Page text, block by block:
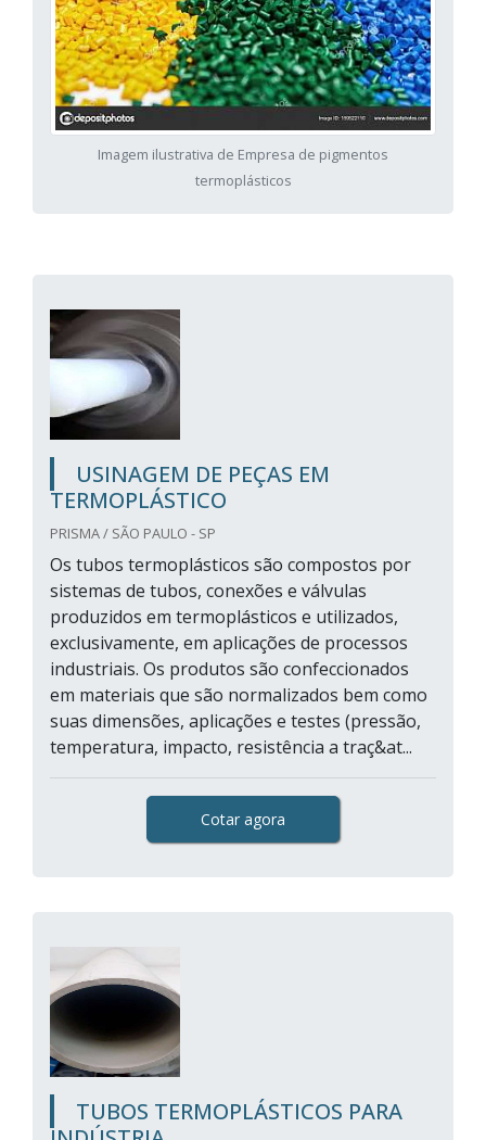
Imagem ilustrativa de Empresa de pigmentos
termoplásticos
USINAGEM DE PEÇAS EM
TERMOPLÁSTICO
PRISMA / SÃO PAULO - SP
Os tubos termoplásticos são compostos por
sistemas de tubos, conexões e válvulas
produzidos em termoplásticos e utilizados,
exclusivamente, em aplicações de processos
industriais. Os produtos são confeccionados
em materiais que são normalizados bem como
suas dimensões, aplicações e testes (pressão,
temperatura, impacto, resistência a traç&at...
Cotar agora
TUBOS TERMOPLÁSTICOS PARA